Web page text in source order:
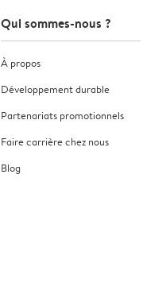
Qui sommes-nous ?
À propos
Développement durable
Partenariats promotionnels
Faire carrière chez nous
Blog